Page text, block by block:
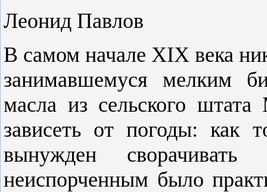
Леонид Павлов
В самом начале XIХ века
занимавшемуся мелким
масла из сельского
зависеть от погоды: как
вынужден
неиспорченным было